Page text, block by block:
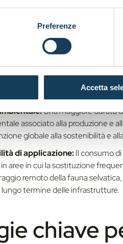
Preferenze
Accetta
e il monitoraggio
I dispositivi che
che portano a intuizioni più
e operative significative.
Una maggiore durata
associato alla produzione e
globale alla sostenibilità e
di applicazione:Il consumo
aree in cui la sostituzione
remoto della fauna
termine delle infrastrutture.
chiave